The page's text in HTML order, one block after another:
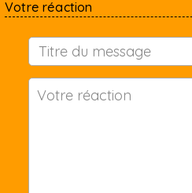
Votre réaction